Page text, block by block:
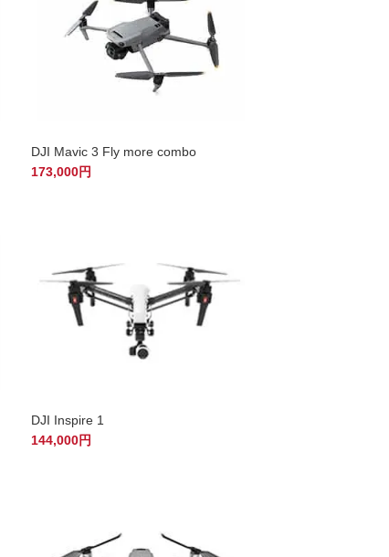
DJI Mavic 3 Fly more combo
173,000円
DJI Inspire 1
144,000円